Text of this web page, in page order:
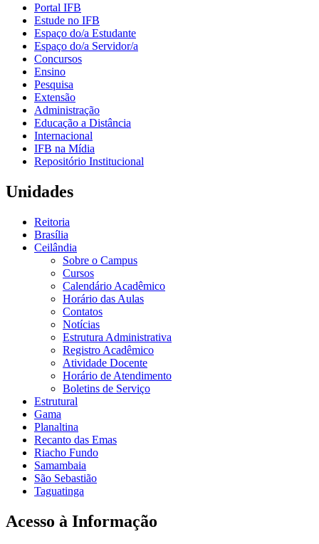
Portal IFB
Estude no IFB
Espaço do/a Estudante
Espaço do/a Servidor/a
Concursos
Ensino
Pesquisa
Extensão
Administração
Educação a Distância
Internacional
IFB na Mídia
Repositório Institucional
Unidades
Reitoria
Brasília
Ceilândia
Sobre o Campus
Cursos
Calendário Acadêmico
Horário das Aulas
Contatos
Notícias
Estrutura Administrativa
Registro Acadêmico
Atividade Docente
Horário de Atendimento
Boletins de Serviço
Estrutural
Gama
Planaltina
Recanto das Emas
Riacho Fundo
Samambaia
São Sebastião
Taguatinga
Acesso à Informação